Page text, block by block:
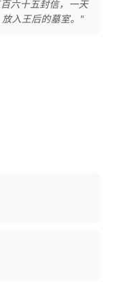
六十五封信，一天
放入王后的墓室。"